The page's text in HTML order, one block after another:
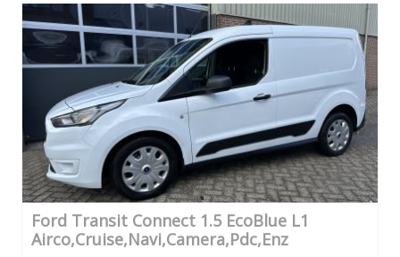
Ford Transit Connect 1.5 EcoBlue L1
Airco,Cruise,Navi,Camera,Pdc,Enz